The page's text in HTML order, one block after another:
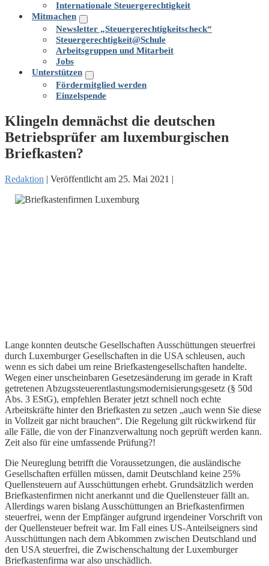
Internationale Steuergerechtigkeit
Mitmachen
Menü-
Schalter
Newsletter „Steuergerechtigkeitscheck“
Steuergerechtigkeit@Schule
Arbeitsgruppen und Mitarbeit
Jobs
Unterstützen
Menü-
Schalter
Fördermitglied werden
Einzelspende
Klingeln demnächst die deutschen
Betriebsprüfer am luxemburgischen
Briefkasten?
Redaktion | Veröffentlicht am 25. Mai 2021 |
Lange konnten deutsche Gesellschaften Ausschüttungen steuerfrei
durch Luxemburger Gesellschaften in die USA schleusen, auch
wenn es sich dabei um reine Briefkastengesellschaften handelte.
Wegen einer unscheinbaren Gesetzesänderung im gerade in Kraft
getretenen Abzugssteuerentlastungsmodernisierungsgesetz (§ 50d
Abs. 3 EStG), empfehlen Berater jetzt schnell noch echte
Arbeitskräfte hinter den Briefkasten zu setzen „auch wenn Sie diese
in Vollzeit gar nicht brauchen“. Die Regelung gilt rückwirkend für
alle Fälle, die von der Finanzverwaltung noch geprüft werden kann.
Zeit also für eine umfassende Prüfung?!
Die Neureglung betrifft die Voraussetzungen, die ausländische
Gesellschaften erfüllen müssen, damit Deutschland keine 25%
Quellensteuern auf Ausschüttungen erhebt. Grundsätzlich werden
Briefkastenfirmen nicht anerkannt und die Quellensteuer fällt an.
Allerdings waren bislang Ausschüttungen an Briefkastenfirmen
steuerfrei, wenn der Empfänger aufgrund irgendeiner Vorschrift von
der Quellensteuer befreit war. Im Fall eines US-Anteilseigners sind
Ausschüttungen nach dem Abkommen zwischen Deutschland und
den USA steuerfrei, die Zwischenschaltung der Luxemburger
Briefkastenfirma war also unschädlich.